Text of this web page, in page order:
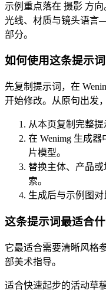
示例重点落在 摄影 方
光线、材质与镜头语言
部分。
如何使用这条提示词
先复制提示词，在
开始修改。从原句出发
从本页复制完整提
在 Wenimg 生成器
片模型。
替换主体、产品
索。
生成后与示例图对
这条提示词最适合什
它最适合需要清晰风格
部美术指导。
适合快速起步的活动草